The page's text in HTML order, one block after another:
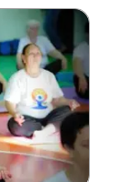
подго...